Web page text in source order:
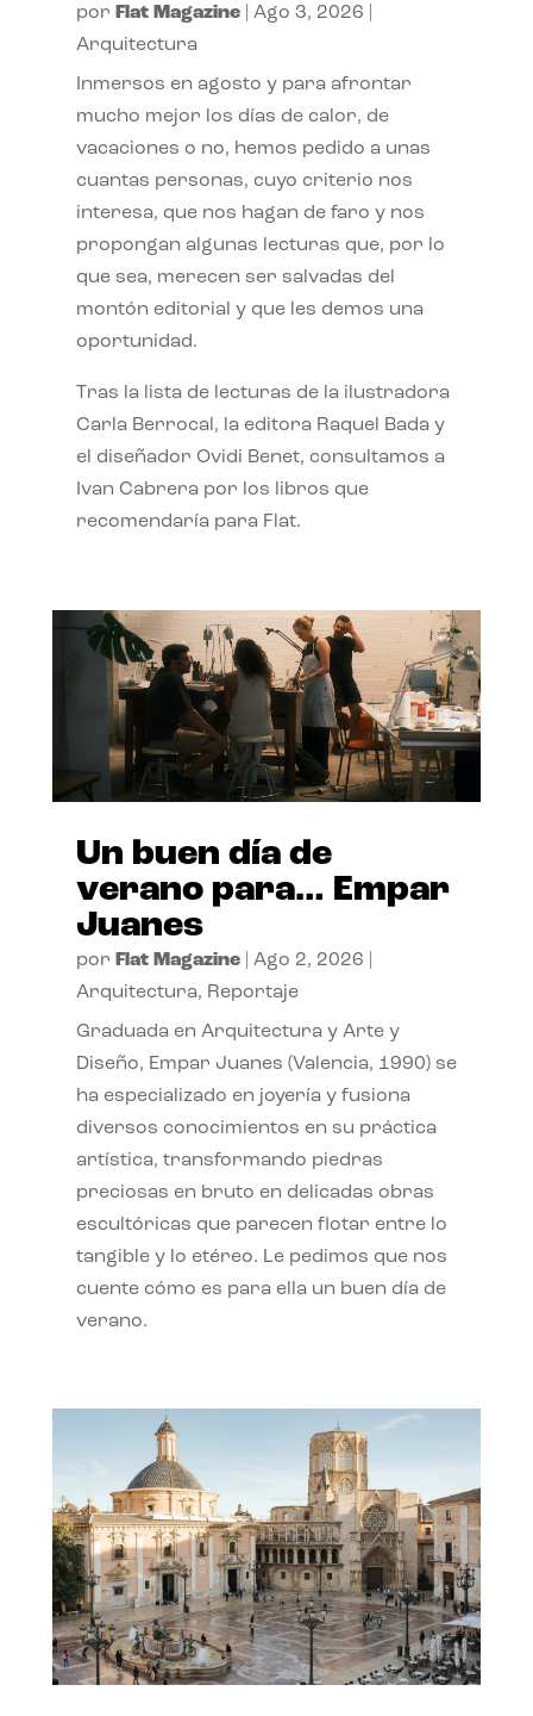
por Flat Magazine| Ago 3, 2026
Arquitectura
Inmersos en agosto y para afrontar
mucho mejor los días de calor, de
vacaciones o no, hemos pedido a unas
cuantas personas, cuyo criterio nos
interesa, que nos hagan de faro y nos
propongan algunas lecturas que, por lo
que sea, merecen ser salvadas del
montón editorial y que les demos una
oportunidad.
Tras la lista de lecturas de la ilustradora
Carla Berrocal, la editora Raquel Bada y
el diseñador Ovidi Benet, consultamos a
Ivan Cabrera por los libros que
recomendaría para Flat.
Un buen día de
verano para… Empar
Juanes
por Flat Magazine| Ago 2, 2026
Arquitectura, Reportaje
Graduada en Arquitectura y Arte y
Diseño, Empar Juanes (Valencia, 1990) se
ha especializado en joyería y fusiona
diversos conocimientos en su práctica
artística, transformando piedras
preciosas en bruto en delicadas obras
escultóricas que parecen flotar entre lo
tangible y lo etéreo. Le pedimos que nos
cuente cómo es para ella un buen día de
verano.